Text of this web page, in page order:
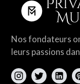
Nos fondateurs
leurs passions